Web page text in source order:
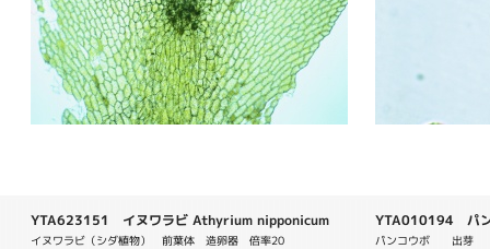
YTA623151 イヌワラビ Athyrium nipponicum
イヌワラビ（シダ植物）　前葉体　造卵器　倍率20
YTA010194 パン
パンコウボ　　出芽　